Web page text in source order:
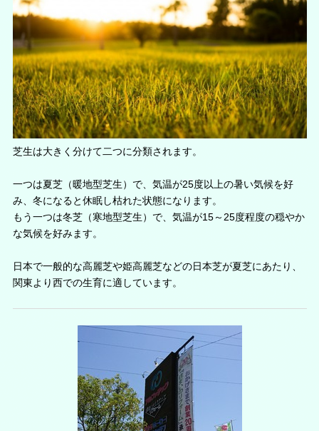
芝生は大きく分けて二つに分類されます。
一つは夏芝（暖地型芝生）で、気温が25度以上の暑い気候を好
み、冬になると休眠し枯れた状態になります。
もう一つは冬芝（寒地型芝生）で、気温が15～25度程度の穏やか
な気候を好みます。
日本で一般的な高麗芝や姫高麗芝などの日本芝が夏芝にあたり、
関東より西での生育に適しています。